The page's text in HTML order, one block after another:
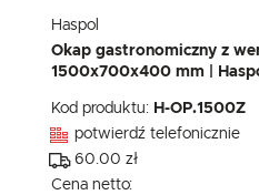
Haspol
Okap gastronomiczny z
1500x700x400 mm |
Kod produktu: H-OP.1500Z
potwierdź telefonicznie
60.00 zł
Cena netto: